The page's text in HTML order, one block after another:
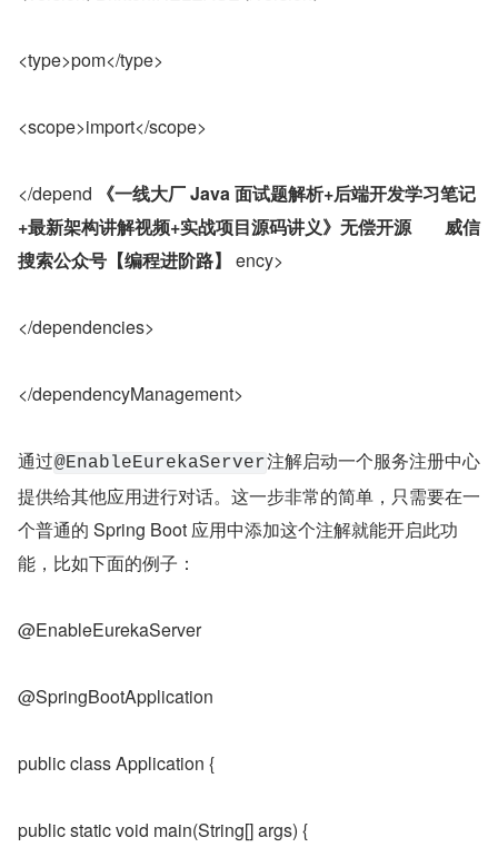
<type>pom</type>
<scope>import</scope>
</depend
《一线大厂 Java 面试题解析+后端开发学习笔记
+最新架构讲解视频+实战项目源码讲义》无偿开源	威信
搜索公众号【编程进阶路】 ency>
</dependencies>
</dependencyManagement>
通过@EnableEurekaServer注解启动一个服务注册中心
提供给其他应用进行对话。这一步非常的简单，只需要在一
个普通的 Spring Boot 应用中添加这个注解就能开启此功
能，比如下面的例子：
@EnableEurekaServer
@SpringBootApplication
public class Application {
public static void main(String[] args) {